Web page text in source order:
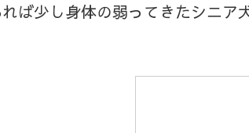
ば少し身体の弱ってきたシニア